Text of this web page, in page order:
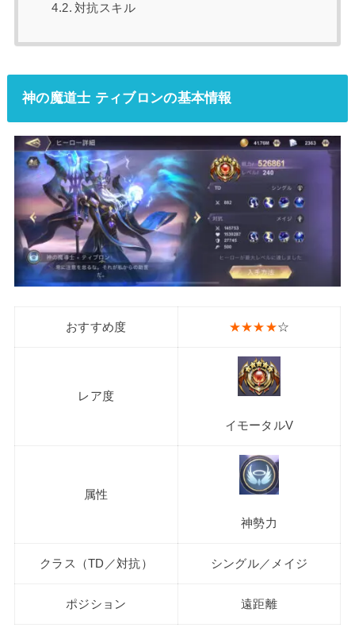
対抗スキル
神の魔道士 ティブロンの基本情報
おすすめ度 ★★★★☆
レア度
イモータルV
属性
神勢力
クラス（TD／対抗） シングル／メイジ
ポジション 遠距離